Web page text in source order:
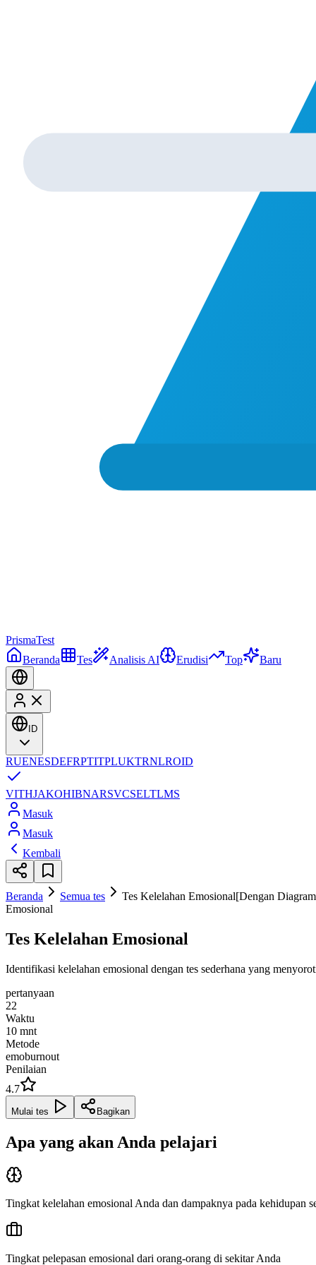
PrismaTest
Beranda
Tes Analisis AI Erudisi Top Baru
ID
RUENESDEFRPTITPLUKTRNLROID
VITHJAKOHIBNARSVCSELTLMS
Masuk
Masuk
Kembali
Beranda Semua tes
Tes Kelelahan Emosional[Dengan
Emosional
Tes Kelelahan Emosional
Identifikasi kelelahan emosional dengan tes sederhana yang
pertanyaan
22
Waktu
10 mnt
Metode
emoburnout
Penilaian
4.7
Mulai tes Bagikan
Apa yang akan Anda pelajari
Tingkat kelelahan emosional Anda dan dampaknya pada kehidupan
Tingkat pelepasan emosional dari orang-orang di sekitar Anda